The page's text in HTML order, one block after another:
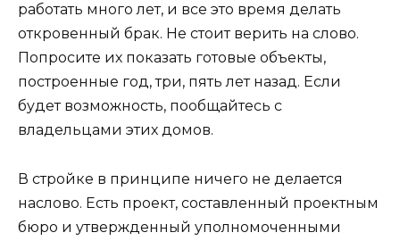
работать много лет, и все это время делать
откровенный брак. Не стоит верить на слово.
Попросите их показать готовые объекты,
построенные год, три, пять лет назад. Если
будет возможность, пообщайтесь с
владельцами этих домов.
В стройке в принципе ничего не делается
наслово. Есть проект, составленный проектным
бюро и утвержденный уполномоченными